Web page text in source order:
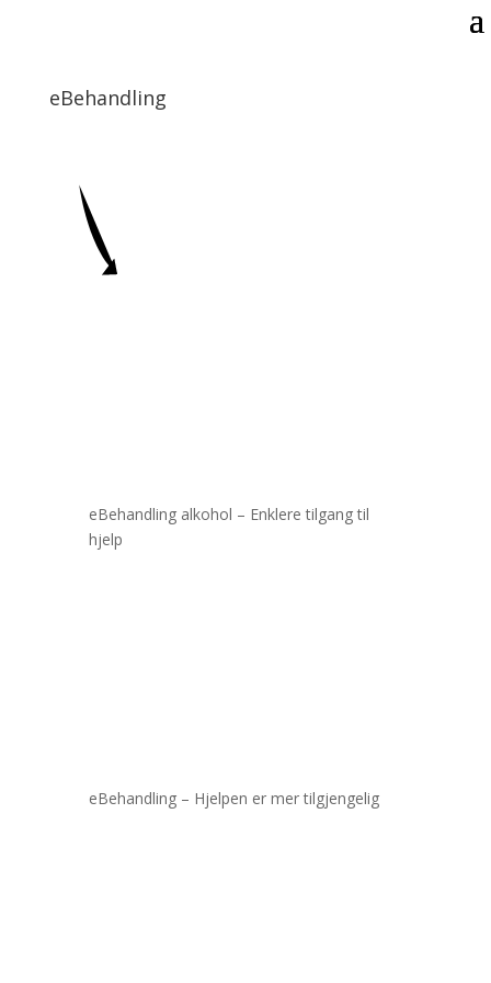
eBehandling
eBehandling alkohol – Enklere tilgang til
hjelp
eBehandling – Hjelpen er mer tilgjengelig